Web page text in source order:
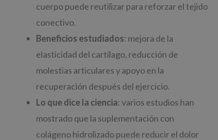
cuerpo puede reutilizar para reforzar el tejido
conectivo.
Beneficios estudiados: mejora de la
elasticidad del cartílago, reducción de
molestias articulares y apoyo en la
recuperación después del ejercicio.
Lo que dice la ciencia: varios estudios han
mostrado que la suplementación con
colágeno hidrolizado puede reducir el dolor